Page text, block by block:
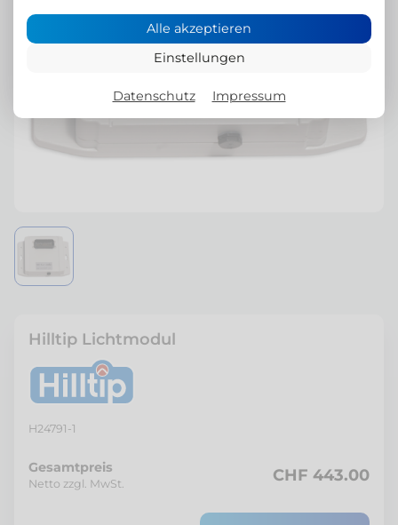
Hilltip Lichtmodul
H24791-1
Gesamtpreis
Netto zzgl. MwSt. CHF 443.00
Alle akzeptieren
Einstellungen
Datenschutz Impressum